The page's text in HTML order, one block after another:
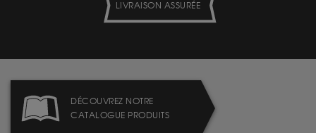
LIVRAISON ASSURÉE
DÉCOUVREZ NOTRE
CATALOGUE PRODUITS